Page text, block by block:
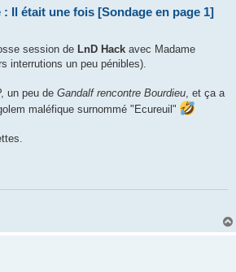
Il était une fois [Sondage en page 1]
session de LnD Hack avec Madame
interrutions un peu pénibles).
un peu de Gandalf rencontre Bourdieu , et ça a
maléfique surnommé "Ecureuil"